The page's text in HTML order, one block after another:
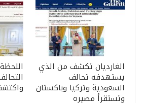
الغارديان تكشف من الذي
يستهدفه تحالف
السعودية وتركيا وباكستان
وتستقرأ مصيره